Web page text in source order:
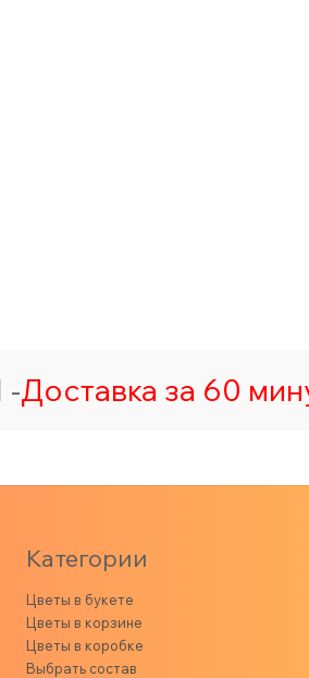
-Доставка за 60
Категории
Цветы в букете
Цветы в корзине
Цветы в коробке
Выбрать состав